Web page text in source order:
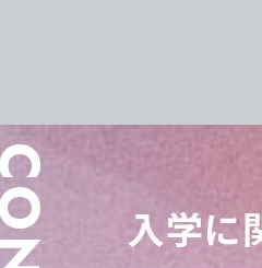
入学に